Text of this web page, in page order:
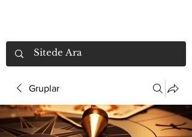
Gruplar